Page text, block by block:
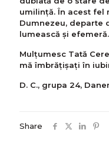
umilință. În acest fel
Dumnezeu, departe
lumească și efemeră.
Mulțumesc Tată
mă îmbrățișați în
D. C., grupa 24,
Share